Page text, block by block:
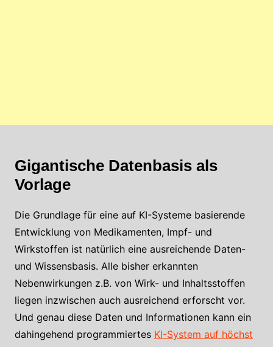
Gigantische Datenbasis als
Vorlage
Die Grundlage für eine auf KI-Systeme basierende
Entwicklung von Medikamenten, Impf- und
Wirkstoffen ist natürlich eine ausreichende Daten-
und Wissensbasis. Alle bisher erkannten
Nebenwirkungen z.B. von Wirk- und Inhaltsstoffen
liegen inzwischen auch ausreichend erforscht vor.
Und genau diese Daten und Informationen kann ein
dahingehend programmiertes KI-System auf höchst